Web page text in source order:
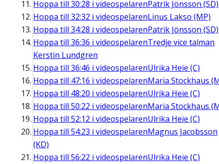
Hoppa till 30:28 i videospelarenPatrik Jönsson (SD)
Hoppa till 32:32 i videospelarenLinus Lakso (MP)
Hoppa till 34:28 i videospelarenPatrik Jönsson (SD)
Hoppa till 36:36 i videospelarenTredje vice talman
Kerstin Lundgren
Hoppa till 36:46 i videospelarenUlrika Heie (C)
Hoppa till 47:16 i videospelarenMaria Stockhaus
Hoppa till 48:20 i videospelarenUlrika Heie (C)
Hoppa till 50:22 i videospelarenMaria Stockhaus
Hoppa till 52:12 i videospelarenUlrika Heie (C)
Hoppa till 54:23 i videospelarenMagnus Jacobsson
(KD)
Hoppa till 56:22 i videospelarenUlrika Heie (C)